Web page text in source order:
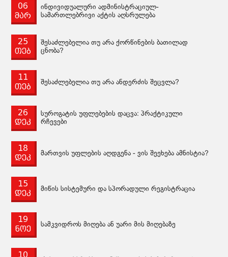
06
მარ
ინდივიდუალური ადმინისტრაციულ-
სამართლებრივი აქტის აღსრულება
25
თებ
შესაძლებელია თუ არა ქორწინების ბათილად
ცნობა?
11
თებ
შესაძლებელია თუ არა ანდერძის შეცვლა?
26
დეკ
სუროგატის უფლებების დაცვა: პრაქტიკული
რჩევები
18
დეკ
მართვის უფლების აღდგენა - ვის შეეხება ამნისტია?
15
დეკ
მიწის სისტემური და სპორადული რეგისტრაცია
19
ნოე
სამკვიდროს მიღება ან უარი მის მიღებაზე
10